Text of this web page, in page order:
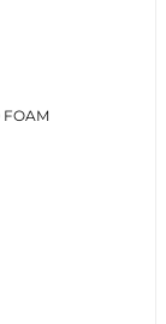
FOAM